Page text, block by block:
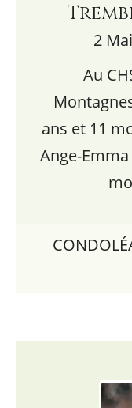
2
Au
ans et 11
Ange-